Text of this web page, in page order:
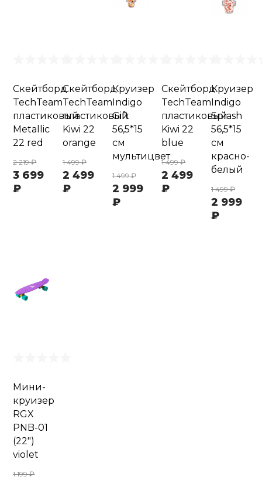
Скейтборд
TechTeam
пластиковый
Metallic
22 red
2 219 ₽
3 699
₽
Скейтборд
TechTeam
пластиковый
Kiwi 22
orange
1 499 ₽
2 499
₽
Круизер
Indigo
Gift
56,5*15
см
мультицвет
1 499 ₽
2 999
₽
Скейтборд
TechTeam
пластиковый
Kiwi 22
blue
1 499 ₽
2 499
₽
Круизер
Indigo
Splash
56,5*15
см
красно-
белый
1 499 ₽
2 999
₽
Мини-
круизер
RGX
PNB-01
(22")
violet
1 199 ₽